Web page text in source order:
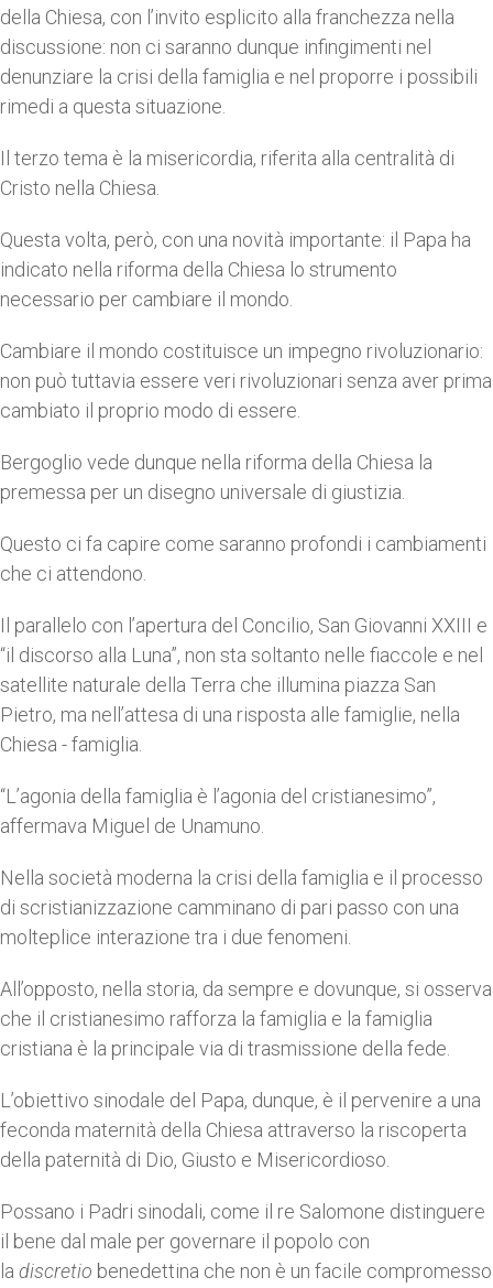
della Chiesa, con l’invito esplicito alla franchezza nella
discussione: non ci saranno dunque infingimenti nel
denunziare la crisi della famiglia e nel proporre i possibili
rimedi a questa situazione.
Il terzo tema è la misericordia, riferita alla centralità di
Cristo nella Chiesa.
Questa volta, però, con una novità importante: il Papa ha
indicato nella riforma della Chiesa lo strumento
necessario per cambiare il mondo.
Cambiare il mondo costituisce un impegno rivoluzionario:
non può tuttavia essere veri rivoluzionari senza aver prima
cambiato il proprio modo di essere.
Bergoglio vede dunque nella riforma della Chiesa la
premessa per un disegno universale di giustizia.
Questo ci fa capire come saranno profondi i cambiamenti
che ci attendono.
Il parallelo con l’apertura del Concilio, San Giovanni XXIII e
“il discorso alla Luna”, non sta soltanto nelle fiaccole e nel
satellite naturale della Terra che illumina piazza San
Pietro, ma nell’attesa di una risposta alle famiglie, nella
Chiesa - famiglia.
“L’agonia della famiglia è l’agonia del cristianesimo”,
affermava Miguel de Unamuno.
Nella società moderna la crisi della famiglia e il processo
di scristianizzazione camminano di pari passo con una
molteplice interazione tra i due fenomeni.
All’opposto, nella storia, da sempre e dovunque, si osserva
che il cristianesimo rafforza la famiglia e la famiglia
cristiana è la principale via di trasmissione della fede.
L’obiettivo sinodale del Papa, dunque, è il pervenire a una
feconda maternità della Chiesa attraverso la riscoperta
della paternità di Dio, Giusto e Misericordioso.
Possano i Padri sinodali, come il re Salomone distinguere
il bene dal male per governare il popolo con
la discretio benedettina che non è un facile compromesso